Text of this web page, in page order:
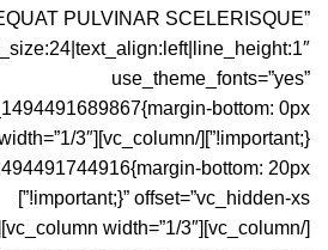
PULVINAR SCELERISQUE”
use_theme_fonts=”yes”
bottom: 0px
width=”1/3″
bottom: 20px
!important;}” offset=”vc_hidden-xs”]